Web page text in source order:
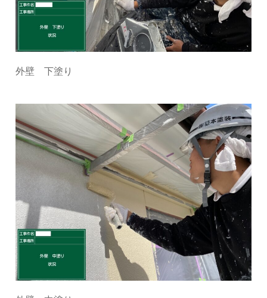
外壁 下塗り